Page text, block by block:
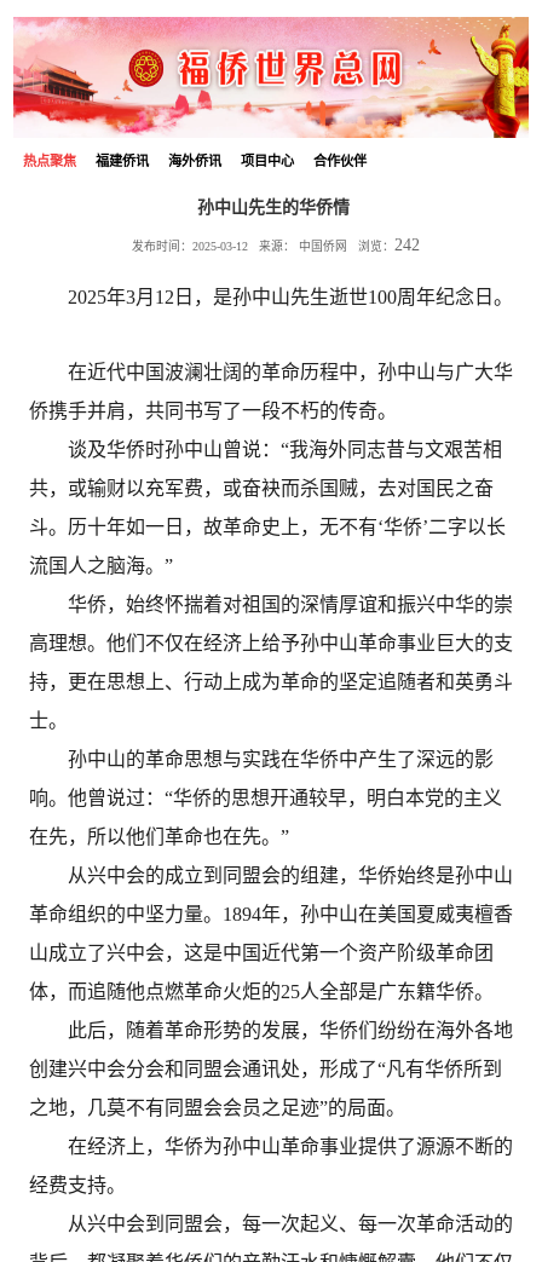
热点聚焦 福建侨讯 海外侨讯 项目中心 合作伙伴
孙中山先生的华侨情
发布时间：2025-03-12 来源： 中国侨网 浏览： 242
2025年3月12日，是孙中山先生逝世100周年纪念日。
在近代中国波澜壮阔的革命历程中，孙中山与广大华
侨携手并肩，共同书写了一段不朽的传奇。
谈及华侨时孙中山曾说：“我海外同志昔与文艰苦相
共，或输财以充军费，或奋袂而杀国贼，去对国民之奋
斗。历十年如一日，故革命史上，无不有‘华侨’二字以长
流国人之脑海。”
华侨，始终怀揣着对祖国的深情厚谊和振兴中华的崇
高理想。他们不仅在经济上给予孙中山革命事业巨大的支
持，更在思想上、行动上成为革命的坚定追随者和英勇斗
士。
孙中山的革命思想与实践在华侨中产生了深远的影
响。他曾说过：“华侨的思想开通较早，明白本党的主义
在先，所以他们革命也在先。”
从兴中会的成立到同盟会的组建，华侨始终是孙中山
革命组织的中坚力量。1894年，孙中山在美国夏威夷檀香
山成立了兴中会，这是中国近代第一个资产阶级革命团
体，而追随他点燃革命火炬的25人全部是广东籍华侨。
此后，随着革命形势的发展，华侨们纷纷在海外各地
创建兴中会分会和同盟会通讯处，形成了“凡有华侨所到
之地，几莫不有同盟会会员之足迹”的局面。
在经济上，华侨为孙中山革命事业提供了源源不断的
经费支持。
从兴中会到同盟会，每一次起义、每一次革命活动的